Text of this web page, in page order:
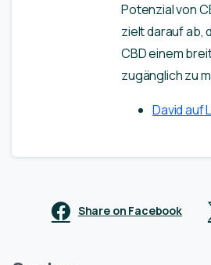
Potenzial von
zielt darauf ab,
CBD einem
zugänglich zu
David auf
Share on Facebook